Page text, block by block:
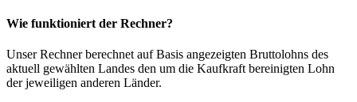
Wie funktioniert der Rechner?
Unser Rechner berechnet auf Basis angezeigten Bruttolohns des
aktuell gewählten Landes den um die Kaufkraft bereinigten Lohn
der jeweiligen anderen Länder.